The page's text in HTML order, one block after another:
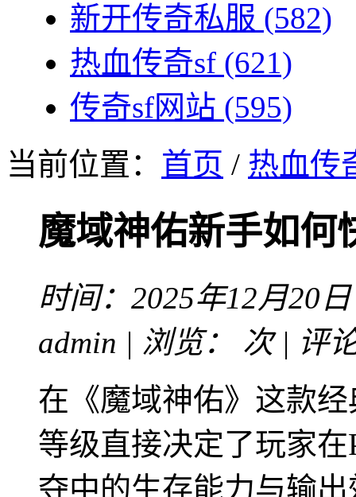
新开传奇私服 (582)
热血传奇sf (621)
传奇sf网站 (595)
当前位置： 首页 / 热血传
魔域神佑新手如何
时间：2025年12月20
admin | 浏览：
次 | 评
在《魔域神佑》这款
等级直接决定了玩家
夺中的生存能力与输